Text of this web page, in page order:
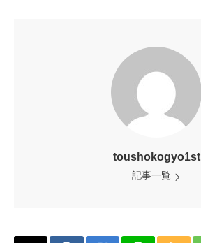
toushokogyo1st
記事一覧